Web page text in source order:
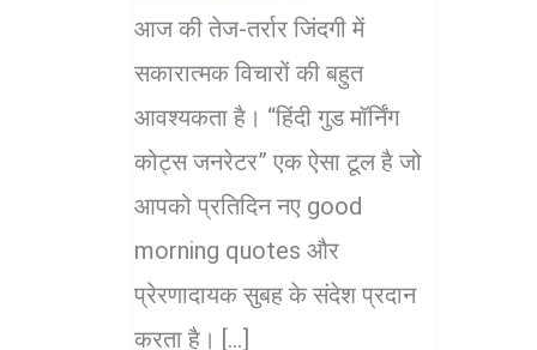
आज की तेज-तर्रार जिंदगी में
सकारात्मक विचारों की बहुत
आवश्यकता है। “हिंदी गुड मॉर्निंग
कोट्स जनरेटर” एक ऐसा टूल है जो
आपको प्रतिदिन नए good
morning quotes और
प्रेरणादायक सुबह के संदेश प्रदान
करता है। […]